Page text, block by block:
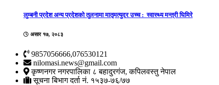
लुम्बनी प्रदेश अन्य प्रदेशको तुलनामा मातृमत्युदर उच्च : स्वास्थ्य मन्त्री घिमिरे
असार १७, २०८३
9857056666,076530121
nilomasi.news@gmail.com
कृष्णनगर नगरपालिका ८ बहादुरगंज, कपिलवस्तु नेपाल
सूचना बिभाग दर्ता नं. १५३७-७६/७७